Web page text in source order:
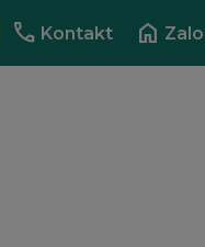
call Kontakt home